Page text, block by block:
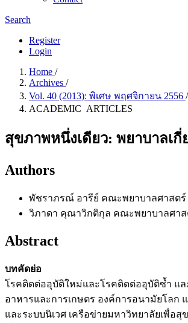
Search
Register
Login
Home /
Archives /
Vol. 40 (2013): พิเศษ พฤศจิกายน 2556 /
ACADEMIC ARTICLES
สุขภาพหนึ่งเดียว: พยาบาลเกี่
Authors
พัชราภรณ์ อารีย์ คณะพยาบาลศาสตร์
วิภาดา คุณาวิกติกุล คณะพยาบาลศาส
Abstract
บทคัดย่อ
โรคติดต่ออุบัติใหม่และโรคติดต่ออุบัติซ้ำ แล
อาหารและการเกษตร องค์การอนามัยโล
และระบบนิเวศ เครือข่ายมหาวิทยาลัยเพื่อสุ